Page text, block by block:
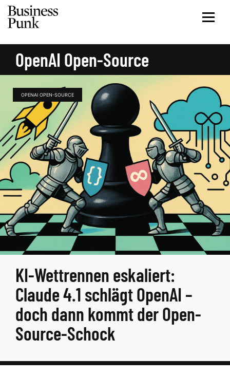
OpenAI Open-Source
OPENAI OPEN-SOURCE
KI-Wettrennen eskaliert:
Claude 4.1 schlägt OpenAI –
doch dann kommt der Open-
Source-Schock